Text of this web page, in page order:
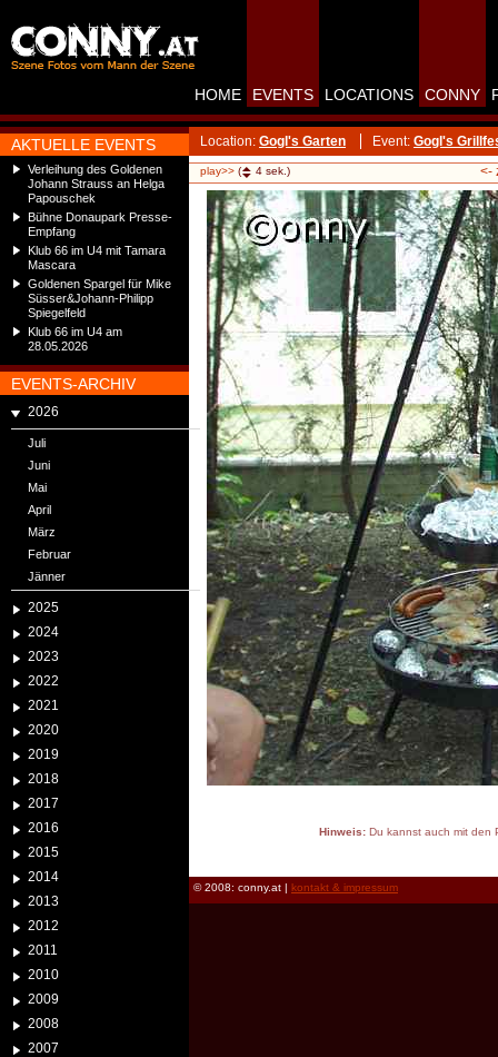
AKTUELLE EVENTS
Verleihung des Goldenen
Johann Strauss an Helga
Papouschek
Bühne Donaupark Presse-
Empfang
Klub 66 im U4 mit Tamara
Mascara
Goldenen Spargel für Mike
Süsser&Johann-Philipp
Spiegelfeld
Klub 66 im U4 am
28.05.2026
EVENTS-ARCHIV
2026
Juli
Juni
Mai
April
März
Februar
Jänner
2025
2024
2023
2022
2021
2020
2019
2018
2017
2016
2015
2014
2013
2012
2011
2010
2009
2008
2007
HOME EVENTS LOCATIONS CONNY
Location: Gogl's Garten Event: Gogl's
play>> ( 4 sek.) <-
Hinweis:Du kannst auch mit den
© 2008: conny.at | kontakt & impressum